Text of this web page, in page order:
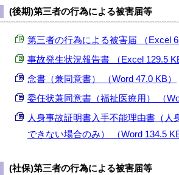
(後期)第三者の行為による被害届等
第三者の行為による被害届 （Excel
事故発生状況報告書 （Excel 129.5
念書（兼同意書） （Word 47.0 KB）
委任状兼同意書（福祉医療用） （
人身事故証明書入手不能理由書（人
できない場合のみ） （Word 134.5 KB
(社保)第三者の行為による被害届等